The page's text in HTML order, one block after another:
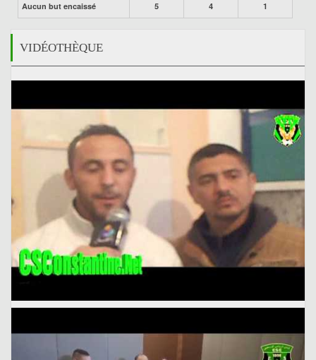
Aucun but encaissé 5 4 1
VIDÉOTHÈQUE